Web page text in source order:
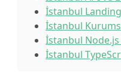
İstanbul
İstanbul
İstanbul
İstanbul